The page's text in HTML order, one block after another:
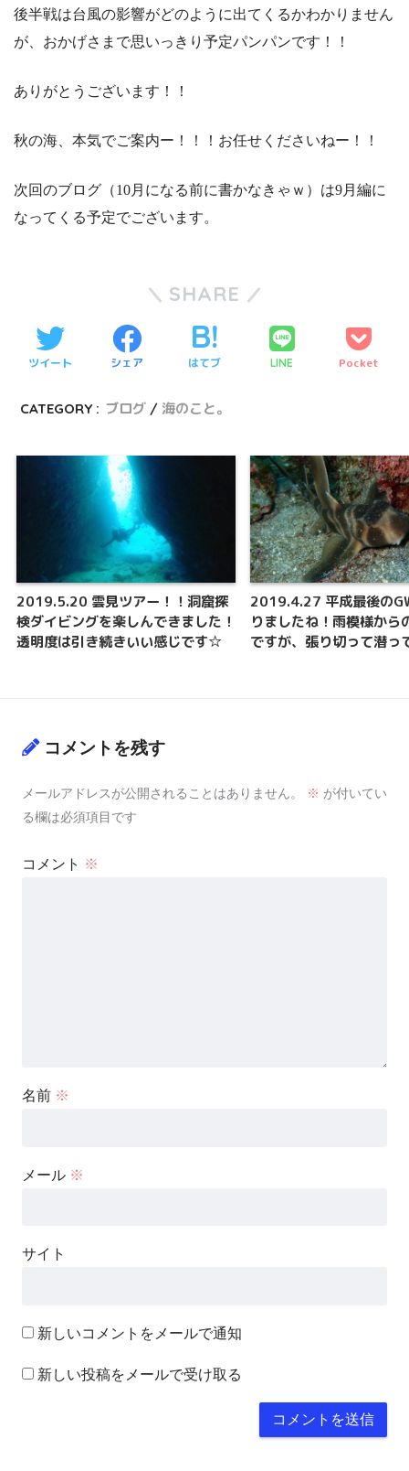
後半戦は台風の影響がどのように出てくるかわかりません
が、おかげさまで思いっきり予定パンパンです！！
ありがとうございます！！
秋の海、本気でご案内ー！！！お任せくださいねー！！
次回のブログ（10月になる前に書かなきゃｗ）は9月編に
なってくる予定でございます。
SHARE
ツイート シェア はてブ LINE Pocket
CATEGORY : ブログ 海のこと。
2019.5.20 雲見ツアー！！洞窟探
検ダイビングを楽しんできました！
透明度は引き続きいい感じです☆
2019.4.27 平成最後の
りましたね！雨模様から
ですが、張り切って潜
コメントを残す
メールアドレスが公開されることはありません。 ※ が付いてい
る欄は必須項目です
コメント ※
名前 ※
メール ※
サイト
新しいコメントをメールで通知
新しい投稿をメールで受け取る